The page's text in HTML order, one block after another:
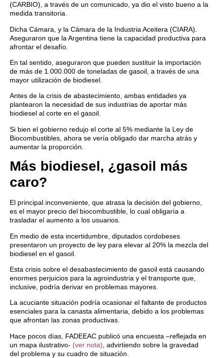
(CARBIO), a través de un comunicado, ya dio el visto bueno a la
medida transitoria.
Dicha Cámara, y la Cámara de la Industria Aceitera (CIARA).
Aseguraron que la Argentina tiene la capacidad productiva para
afrontar el desafío.
En tal sentido, aseguraron que pueden sustituir la importación
de más de 1.000.000 de toneladas de gasoil, a través de una
mayor utilización de biodiesel.
Antes de la crisis de abastecimiento, ambas entidades ya
plantearon la necesidad de sus industrias de aportar más
biodiesel al corte en el gasoil.
Si bien el gobierno redujo el corte al 5% mediante la Ley de
Biocombustibles, ahora se vería obligado dar marcha atrás y
aumentar la proporción.
Más biodiesel, ¿gasoil más
caro?
El principal inconveniente, que atrasa la decisión del gobierno,
es el mayor precio del biocombustible, lo cual obligaría a
trasladar el aumento a los usuarios.
En medio de esta incertidumbre, diputados cordobeses
presentaron un proyecto de ley para elevar al 20% la mezcla del
biodiesel en el gasoil.
Esta crisis sobre el desabastecimiento de gasoil está causando
enormes perjuicios para la agroindustria y el transporte que,
inclusive, podría derivar en problemas mayores.
La acuciante situación podría ocasionar el faltante de productos
esenciales para la canasta alimentaria, debido a los problemas
que afrontan las zonas productivas.
Hace pocos días, FADEEAC publicó una encuesta –reflejada en
un mapa ilustrativo- (ver nota) , advirtiendo sobre la gravedad
del problema y su cuadro de situación.